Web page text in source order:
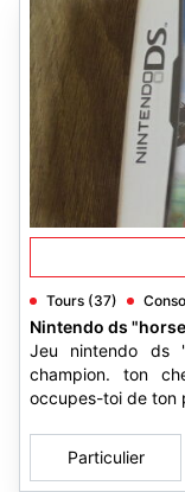
Tours (37)
Nintendo ds
Jeu nintendo ds
champion. ton
occupes-toi de ton
Particulier